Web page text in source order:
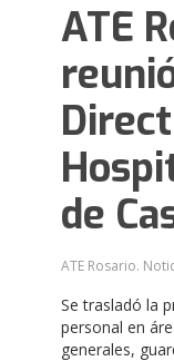
ATE
de
ATE Rosario.
Se trasladó la
personal en
generales,